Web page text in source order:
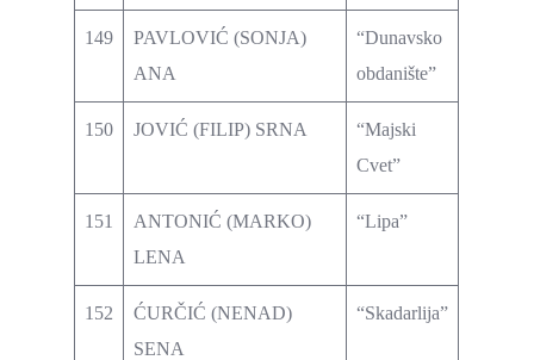
149
PAVLOVIĆ (SONJA)
ANA
“Dunavsko
obdanište”
150 JOVIĆ (FILIP) SRNA
“Majski
Cvet”
151
ANTONIĆ (MARKO)
LENA
“Lipa”
152
ĆURČIĆ (NENAD)
SENA
“Skadarlija”